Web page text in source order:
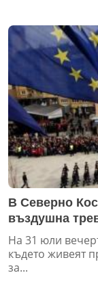
В Северно
въздушна
На 31 юли
където живеят
за...